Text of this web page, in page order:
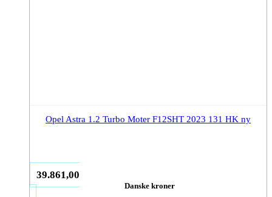
Opel Astra 1.2 Turbo Moter F12SHT 2023 131 HK ny
39.861,00
Danske kroner